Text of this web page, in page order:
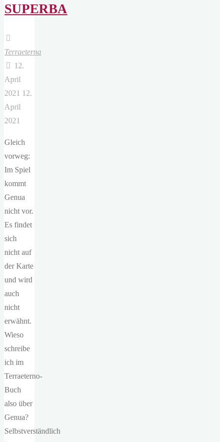
SUPERBA
Terraeterna
12.
April
2021 12.
April
2021
Gleich
vorweg:
Im Spiel
kommt
Genua
nicht vor.
Es findet
sich
nicht auf
der Karte
und wird
auch
nicht
erwähnt.
Wieso
schreibe
ich im
Terraeterno-
Buch
also über
Genua?
Selbstverständlich